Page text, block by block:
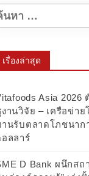
เรื่องล่าสุด
Asia 2026
านวิจัย – เครือข่า
นรับตลาดโภชนาก
ลลาร์
D Bank ผนึกส